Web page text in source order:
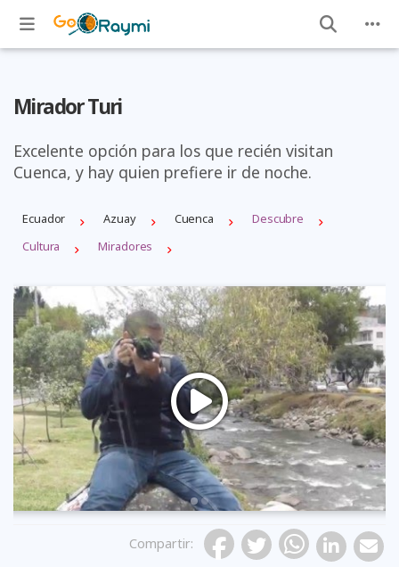
Mirador Turi
Excelente opción para los que recién visitan
Cuenca, y hay quien prefiere ir de noche.
Ecuador Azuay Cuenca
Descubre
Cultura
Miradores
Previous
Compartir: